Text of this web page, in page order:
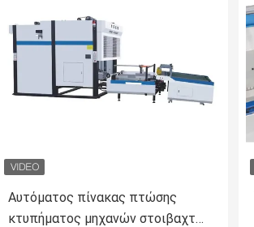
Αυτόματος πίνακας πτώσης
κτυπήματος μηχανών στοιβαχτών